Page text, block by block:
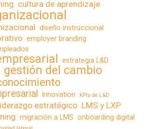
cultura de aprendizaje
diseño instruccional
employer branding
estrategia L&D
gestión del cambio
Innovation
KPIs de L&D
estratégico LMS y LXP
migración a LMS onboarding digital